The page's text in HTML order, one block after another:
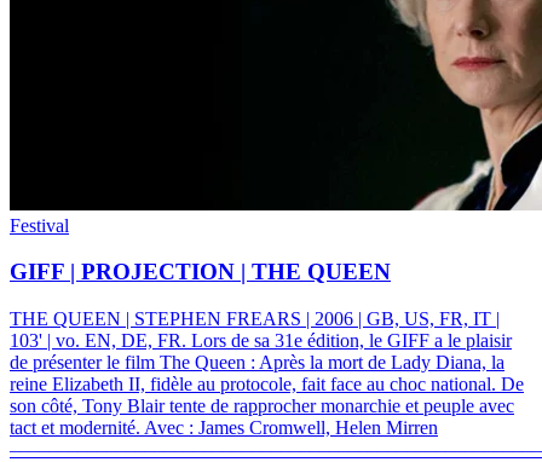
Festival
GIFF | PROJECTION | THE QUEEN
THE QUEEN | STEPHEN FREARS | 2006 | GB, US, FR, IT |
103' | vo. EN, DE, FR. Lors de sa 31e édition, le GIFF a le plaisir
de présenter le film The Queen : Après la mort de Lady Diana, la
reine Elizabeth II, fidèle au protocole, fait face au choc national. De
son côté, Tony Blair tente de rapprocher monarchie et peuple avec
tact et modernité. Avec : James Cromwell, Helen Mirren